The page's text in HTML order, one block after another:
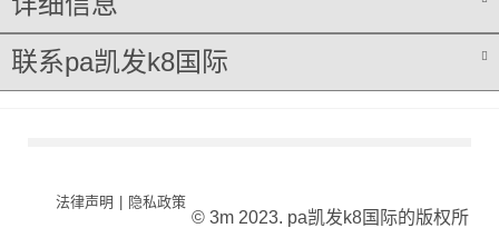
联系pa凯发k8国际
法律声明 | 隐私政策
© 3m 2023. pa凯发k8国际的版权所